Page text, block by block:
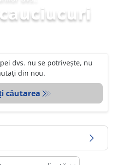
dvs. nu se potrivește, nu
din nou.
căutarea